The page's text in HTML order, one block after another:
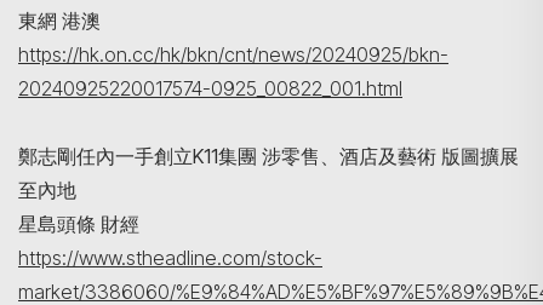
東網 港澳
https://hk.on.cc/hk/bkn/cnt/news/20240925/bkn-
20240925220017574-0925_00822_001.html
鄭志剛任內一手創立K11集團 涉零售、酒店及藝術 版圖擴展
至內地
星島頭條 財經
https://www.stheadline.com/stock-
market/3386060/